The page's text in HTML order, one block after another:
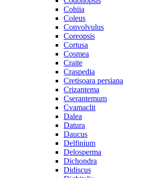
Cohiia
Coleus
Convolvulus
Coreopsis
Cortusa
Cosmea
Craite
Craspedia
Cretisoara persiana
Crizantema
Cserantemum
Cvamaclit
Dalea
Datura
Daucus
Delfinium
Delosperma
Dichondra
Didiscus